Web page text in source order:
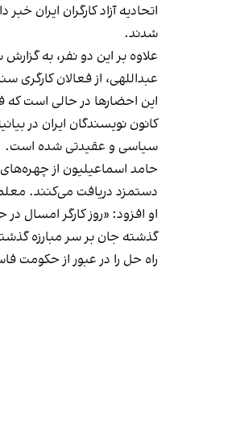
اتحادیه آزاد کارگران ایران
شدند.
علاوه بر این دو نفر، به
عبداللهی، از فعالان
این احضارها در حالی است که فراخوان‌هایی برای
کانون نویسندگان ایران در
سیاسی و عقیدتی شده است.
حامد اسماعیلیون از چهره‌های
دستمزد دریافت می‌کنند.
او افزود: «روز کارگر امسال
گذشته جان بر سر مبارزه
راه حل را در عبور از حکومت